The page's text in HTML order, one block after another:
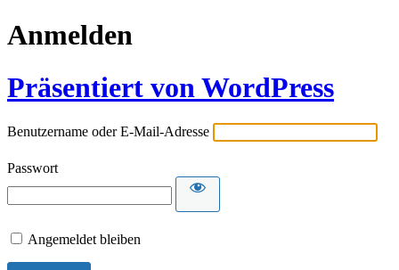
Anmelden
Präsentiert von WordPress
Benutzername oder E-Mail-Adresse
Passwort
Angemeldet bleiben